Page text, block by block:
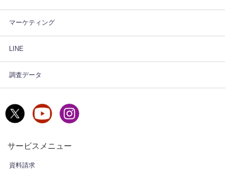
マーケティング
LINE
調査データ
サービスメニュー
資料請求